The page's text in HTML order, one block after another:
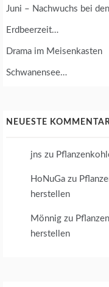
Juni – Nachwuchs bei
Erdbeerzeit…
Drama im Meisenkasten
Schwanensee…
NEUESTE
jns zu
HoNuGa zu
herstellen
Mönnig zu
herstellen